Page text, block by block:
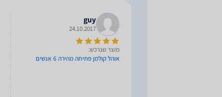
guy
24.10.2017
מוצר שנרכש:
אוהל קולמן פתיחה מהירה 6 אנשים